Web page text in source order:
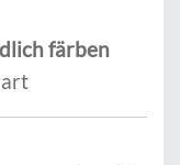
färben